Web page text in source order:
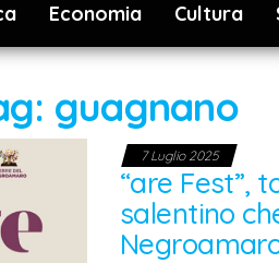
Economia Cultura
guagnano
7 Luglio 2025
“are Fest”,
salentino